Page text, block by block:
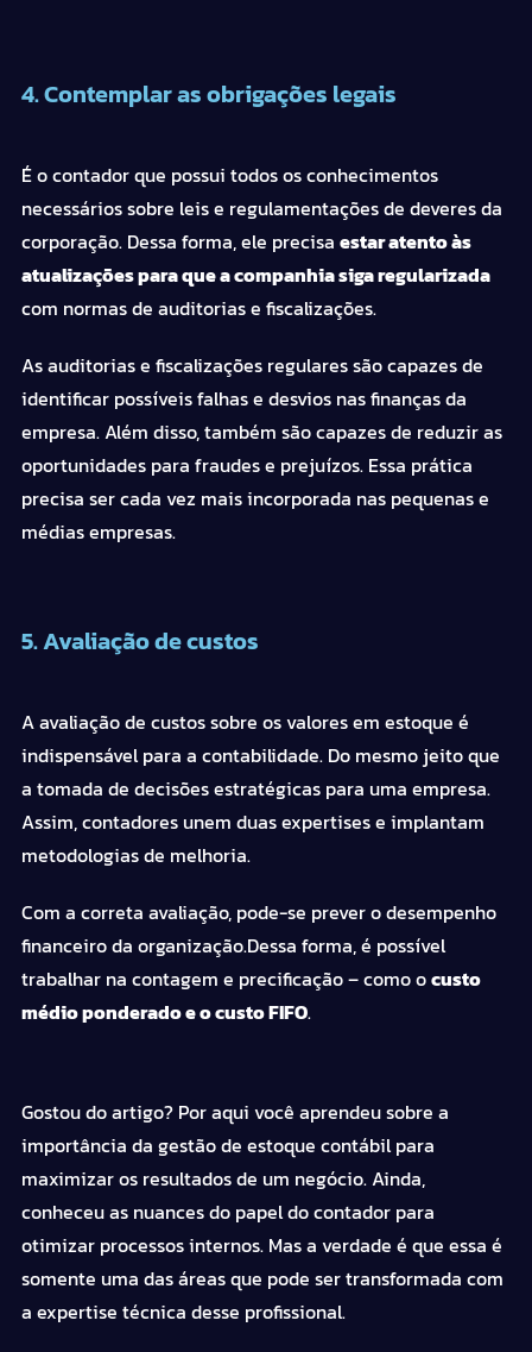
4. Contemplar as obrigações legais
É ocontadorque possui todos os conhecimentos
necessários sobre leis e regulamentações de deveres da
corporação. Dessa forma, ele precisa estar atento às
atualizações para que a companhia siga regularizada
com normas de auditorias e fiscalizações.
As auditorias e fiscalizações regulares são capazes de
identificar possíveis falhas e desvios nas finanças da
empresa. Além disso, também são capazes de reduzir as
oportunidades para fraudes e prejuízos. Essa prática
precisa ser cada vez mais incorporada nas pequenas e
médias empresas.
5. Avaliação de custos
A avaliação de custos sobre os valores em estoque é
indispensável para a contabilidade. Do mesmo jeito que
a tomada de decisões estratégicas para uma empresa.
Assim,contadores unem duas expertises e implantam
metodologias de melhoria.
Com a correta avaliação, pode-se prever o desempenho
financeiro da organização.Dessa forma, é possível
trabalhar na contagem e precificação – como ocusto
médio ponderado e o custo FIFO.
Gostou do artigo? Por aqui você aprendeu sobre a
importância da gestão de estoque contábilpara
maximizar os resultados de um negócio. Ainda,
conheceu as nuances do papel docontador para
otimizar processos internos. Mas a verdade é que essa é
somente uma das áreas que pode ser transformada com
a expertise técnica desse profissional.